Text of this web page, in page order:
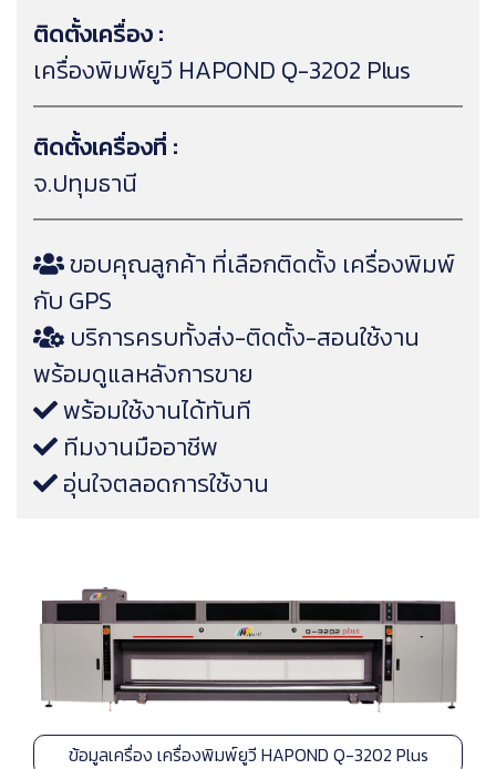
ติดตั้งเครื่อง :
เครื่องพิมพ์ยูวี HAPOND Q-3202 Plus
ติดตั้งเครื่องที่ :
จ.ปทุมธานี
ขอบคุณลูกค้า ที่เลือกติดตั้ง เครื่องพิมพ์
กับ GPS
บริการครบทั้งส่ง-ติดตั้ง-สอนใช้งาน
พร้อมดูแลหลังการขาย
พร้อมใช้งานได้ทันที
ทีมงานมืออาชีพ
อุ่นใจตลอดการใช้งาน
ข้อมูลเครื่อง เครื่องพิมพ์ยูวี HAPOND Q-3202 Plus